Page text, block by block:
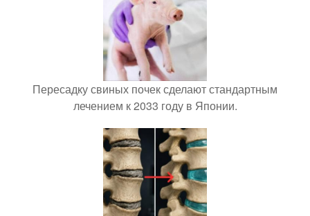
Пересадку свиных почек сделают стандартным
лечением к 2033 году в Японии.